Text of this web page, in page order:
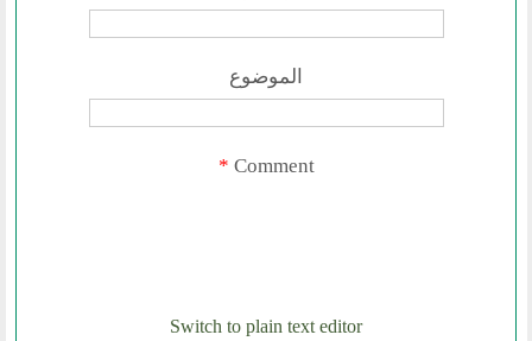
إصدارات الوسطية
قطاع الشباب
قالوا في المنتدى
الموضوع
Comment
*
Switch to plain text editor